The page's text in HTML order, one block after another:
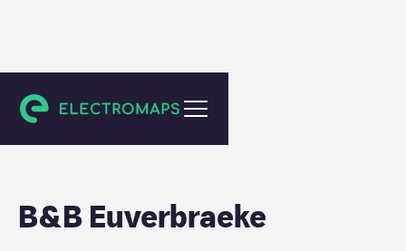
Beveren
B&B Euverbraeke